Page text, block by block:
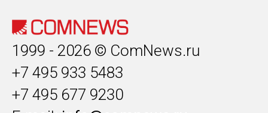
1999 - 2026 © ComNews.ru
+7 495 933 5483
+7 495 677 9230